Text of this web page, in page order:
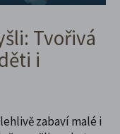
Tvořivá
i
zabaví malé i